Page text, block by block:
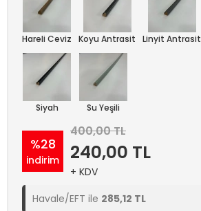
Hareli Ceviz Koyu Antrasit Linyit Antrasit
Siyah Su Yeşili
%28
indirim
400,00 TL
240,00 TL
+ KDV
Havale/EFT ile 285,12 TL